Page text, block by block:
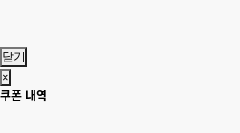
닫기
×
쿠폰 내역